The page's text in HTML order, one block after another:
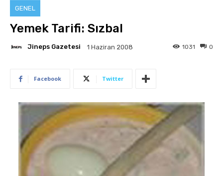
GENEL
Yemek Tarifi: Sızbal
Jineps Gazetesi 1 Haziran 2008 0
1031
Facebook Twitter